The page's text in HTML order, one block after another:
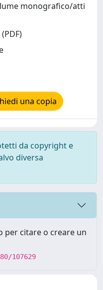
monografico/atti
una copia
da copyright e
diversa
per citare o creare un
107629